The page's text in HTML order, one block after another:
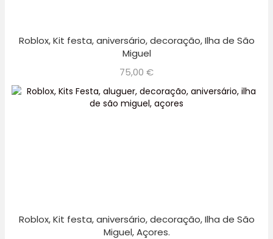
Roblox, Kit festa, aniversário, decoração, Ilha de São
Miguel
75,00 €
Roblox, Kit festa, aniversário, decoração, Ilha de São
Miguel, Açores.